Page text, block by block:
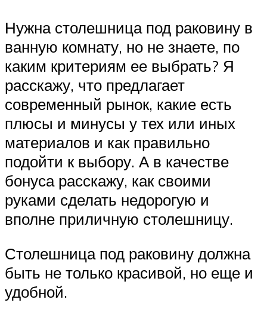
Нужна столешница под раковину в
ванную комнату, но не знаете, по
каким критериям ее выбрать? Я
расскажу, что предлагает
современный рынок, какие есть
плюсы и минусы у тех или иных
материалов и как правильно
подойти к выбору. А в качестве
бонуса расскажу, как своими
руками сделать недорогую и
вполне приличную столешницу.
Столешница под раковину должна
быть не только красивой, но еще и
удобной.